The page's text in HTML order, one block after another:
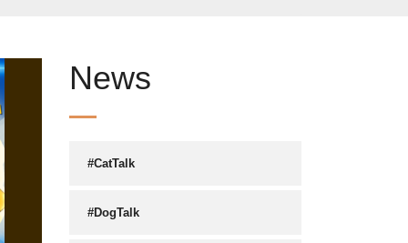
News
#CatTalk
#DogTalk